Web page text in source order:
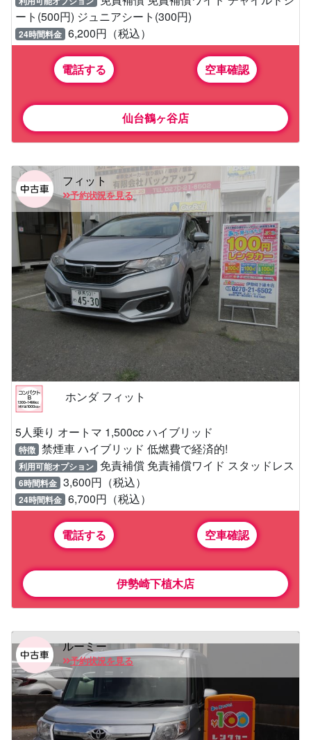
ート(500円) ジュニアシート(300円)
24時間料金 6,200円（税込）
電話する 空車確認
仙台鶴ヶ谷店
フィット
予約状況を見る
ホンダ フィット
5人乗り オートマ 1,500cc ハイブリッド
特徴 禁煙車 ハイブリッド 低燃費で経済的!
利用可能オプション 免責補償 免責補償ワイド スタッドレス
6時間料金 3,600円（税込）
24時間料金 6,700円（税込）
電話する 空車確認
伊勢崎下植木店
ルーミー
予約状況を見る